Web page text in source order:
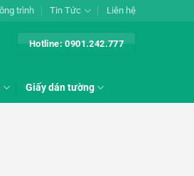
trình Tin Tức Liên hệ
Hotline: 0901.242.777
Giấy dán tường